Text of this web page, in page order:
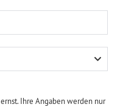
ernst. Ihre Angaben werden nur